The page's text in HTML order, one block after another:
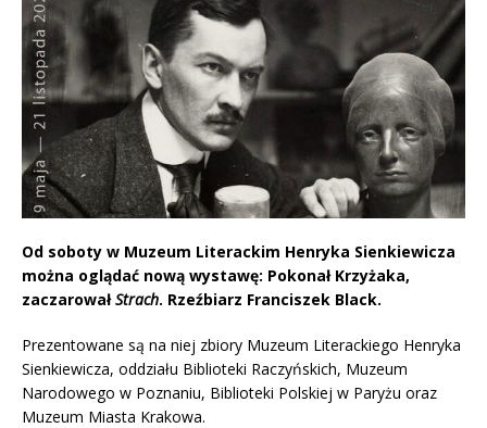
Od soboty w Muzeum Literackim Henryka Sienkiewicza
można oglądać nową wystawę: Pokonał Krzyżaka,
zaczarowałStrach. Rzeźbiarz Franciszek Black.
Prezentowane są na niej zbiory Muzeum Literackiego Henryka
Sienkiewicza, oddziału Biblioteki Raczyńskich, Muzeum
Narodowego w Poznaniu, Biblioteki Polskiej w Paryżu oraz
Muzeum Miasta Krakowa.